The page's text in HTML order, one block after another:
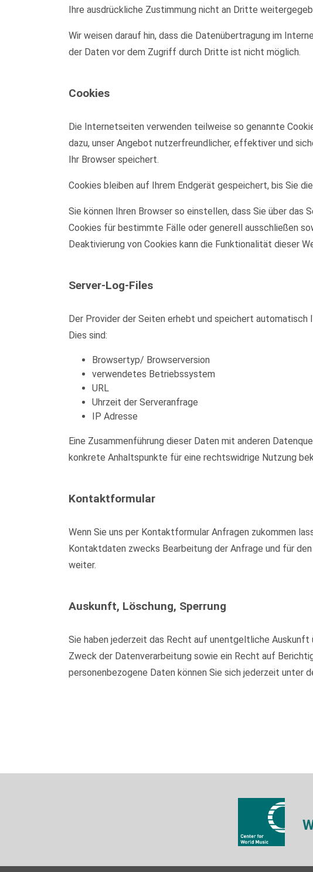
Ihre ausdrückliche Zustimmung nicht an Dritte
Wir weisen darauf hin, dass die Datenübertragung im
der Daten vor dem Zugriff durch Dritte ist nicht möglich.
Cookies
Die Internetseiten verwenden teilweise so genannte
dazu, unser Angebot nutzerfreundlicher, effektiver und
Ihr Browser speichert.
Cookies bleiben auf Ihrem Endgerät gespeichert, bis Sie
Sie können Ihren Browser so einstellen, dass Sie über das
Cookies für bestimmte Fälle oder generell ausschließen
Deaktivierung von Cookies kann die Funktionalität dieser
Server-Log-Files
Der Provider der Seiten erhebt und speichert
Dies sind:
Browsertyp/ Browserversion
verwendetes Betriebssystem
URL
Uhrzeit der Serveranfrage
IP Adresse
Eine Zusammenführung dieser Daten mit anderen
konkrete Anhaltspunkte für eine rechtswidrige Nutzung
Kontaktformular
Wenn Sie uns per Kontaktformular Anfragen zukommen
Kontaktdaten zwecks Bearbeitung der Anfrage und für
weiter.
Auskunft, Löschung, Sperrung
Sie haben jederzeit das Recht auf unentgeltliche
Zweck der Datenverarbeitung sowie ein Recht auf
personenbezogene Daten können Sie sich jederzeit unter